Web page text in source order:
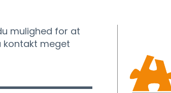
mulighed for at
kontakt meget